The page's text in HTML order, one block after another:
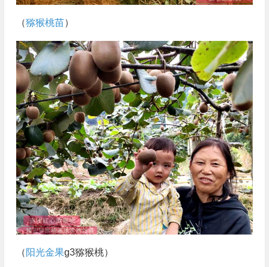
（猕猴桃苗）
（ 阳光金果g3猕猴桃）